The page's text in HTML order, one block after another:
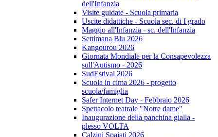
dell'Infanzia
Visite guidate - Scuola primaria
Uscite didattiche - Scuola sec. di I grado
Maggio all'Infanzia - sc. dell'Infanzia
Settimana Blu 2026
Kangourou 2026
Giornata Mondiale per la Consapevolezza
sull'Autismo - 2026
SudEstival 2026
Scuola in cima 2026 - progetto
scuola/famiglia
Safer Internet Day - Febbraio 2026
Spettacolo teatrale "Notre dame"
Inaugurazione della panchina gialla -
plesso VOLTA
Calzini Spaiati 2026